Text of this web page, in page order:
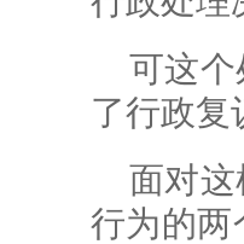
可这
了行政复
面对
行为的两